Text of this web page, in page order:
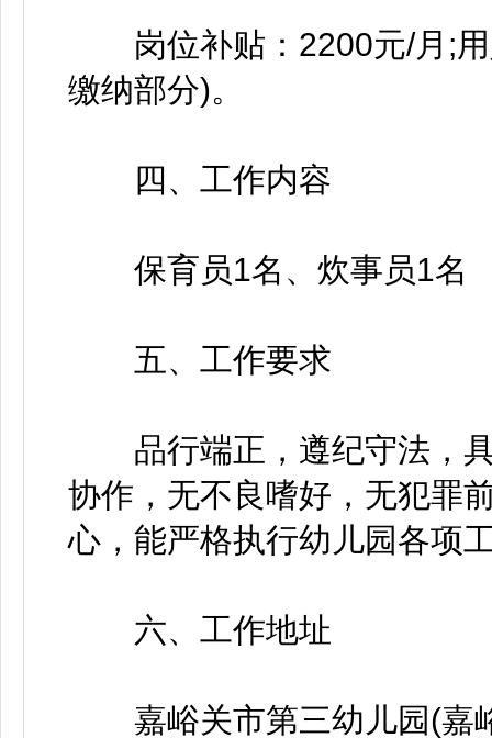
岗位补贴：2200元/月;用
缴纳部分)。
四、工作内容
保育员1名、炊事员1名
五、工作要求
品行端正，遵纪守法，具
协作，无不良嗜好，无犯罪
心，能严格执行幼儿园各项
六、工作地址
嘉峪关市第三幼儿园(嘉